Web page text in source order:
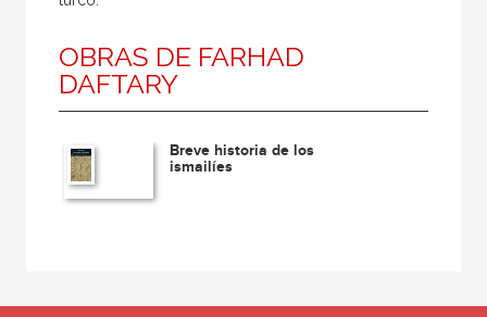
OBRAS DE FARHAD
DAFTARY
Breve historia de los
ismailíes